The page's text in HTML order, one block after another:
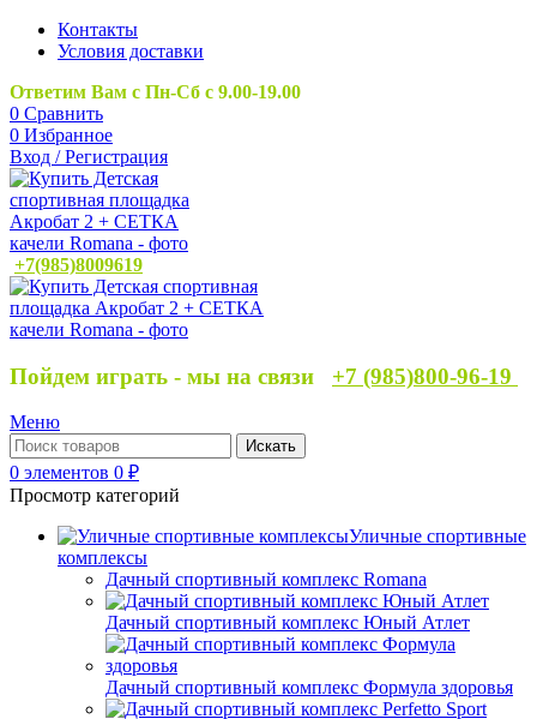
Контакты
Условия доставки
Ответим Вам с Пн-Сб с 9.00-19.00
0 Сравнить
0 Избранное
Вход / Регистрация
+7(985)8009619
Пойдем играть - мы на связи +7 (985)800-96-19
Меню
Искать
0 элементов 0 ₽
Просмотр категорий
Уличные спортивные
комплексы
Дачный спортивный комплекс Romana
Дачный спортивный комплекс Юный Атлет
Дачный спортивный комплекс Формула здоровья